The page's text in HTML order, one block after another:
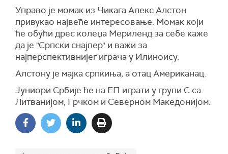
Управо је момак из Чикага Алекс Алстон
привукао највеће интересовање. Момак који
ће обући дрес колеџа Мериленд за себе каже
да је "Српски снајпер" и важи за
најперспективнијег играча у Илиноису.
Алстону је мајка српкиња, а отац Американац.
Јуниори Србије ће на ЕП играти у групи C са
Литванијом, Грчком и Северном Македонијом.